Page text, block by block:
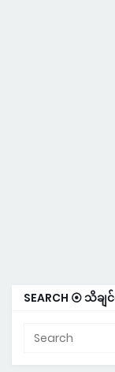
SEARCH ⦿ သိချ